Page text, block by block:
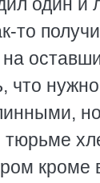
то
на
что нужно
но
тюрьме
кроме